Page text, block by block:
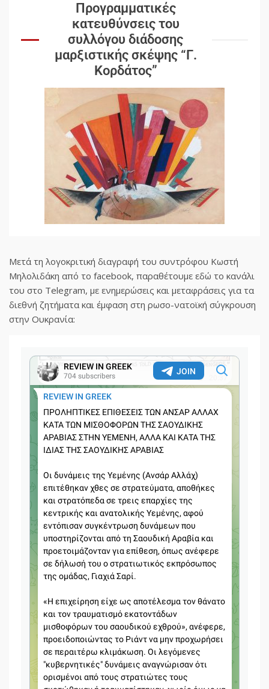
Προγραμματικές
κατευθύνσεις του
συλλόγου διάδοσης
μαρξιστικής σκέψης “Γ.
Κορδάτος”
Μετά τη λογοκριτική διαγραφή του συντρόφου Κωστή
Μηλολιδάκη από το facebook, παραθέτουμε εδώ το κανάλι
του στο Telegram, με ενημερώσεις και μεταφράσεις για τα
διεθνή ζητήματα και έμφαση στη ρωσο-νατοϊκή σύγκρουση
στην Ουκρανία: